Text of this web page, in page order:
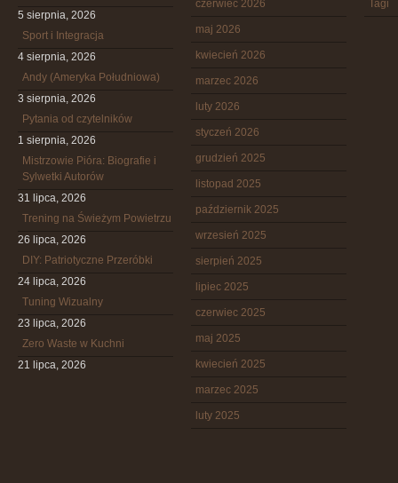
5 sierpnia, 2026
Sport i Integracja
4 sierpnia, 2026
Andy (Ameryka Południowa)
3 sierpnia, 2026
Pytania od czytelników
1 sierpnia, 2026
Mistrzowie Pióra: Biografie i
Sylwetki Autorów
31 lipca, 2026
Trening na Świeżym Powietrzu
26 lipca, 2026
DIY: Patriotyczne Przeróbki
24 lipca, 2026
Tuning Wizualny
23 lipca, 2026
Zero Waste w Kuchni
21 lipca, 2026
czerwiec 2026
maj 2026
kwiecień 2026
marzec 2026
luty 2026
styczeń 2026
grudzień 2025
listopad 2025
październik 2025
wrzesień 2025
sierpień 2025
lipiec 2025
czerwiec 2025
maj 2025
kwiecień 2025
marzec 2025
luty 2025
Tagi